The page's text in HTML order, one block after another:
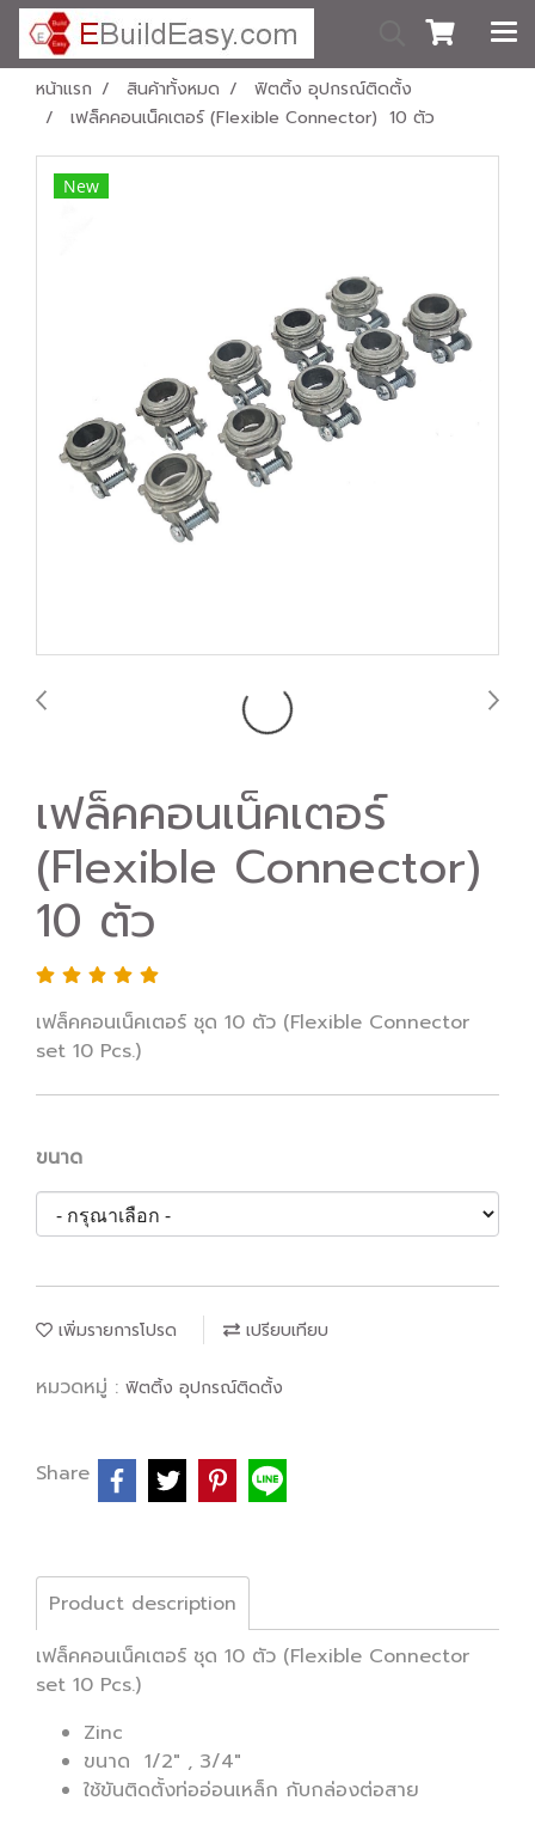
หน้าแรก สินค้าทั้งหมด
ฟิตติ้ง อุปกรณ์ติดตั้ง
เฟล็คคอนเน็คเตอร์ (Flexible Connector) ​ 10 ตัว
New
เฟล็คคอนเน็คเตอร์
(Flexible Connector) ​
10 ตัว
เฟล็คคอนเน็คเตอร์ ชุด 10 ตัว (Flexible Connector
set 10 Pcs.) ​
ขนาด
เพิ่มรายการโปรด เปรียบเทียบ
หมวดหมู่ : ฟิตติ้ง อุปกรณ์ติดตั้ง
Share
Product description
เฟล็คคอนเน็คเตอร์ ชุด 10 ตัว (Flexible Connector
set 10 Pcs.) ​
Zinc
ขนาด 1/2" , 3/4"
ใช้ขันติดตั้งท่ออ่อนเหล็ก กับกล่องต่อสาย